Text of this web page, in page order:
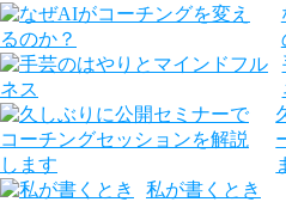
私が書くとき